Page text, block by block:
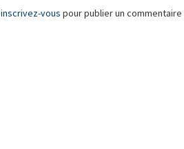
inscrivez-vous pour publier un commentaire